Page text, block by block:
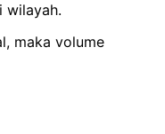
wilayah.
maka volume